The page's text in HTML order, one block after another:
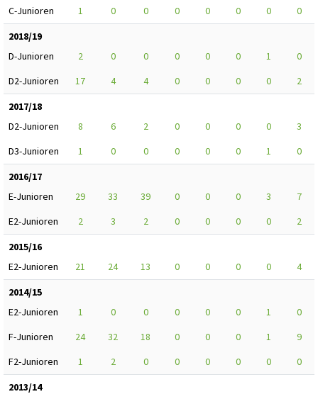
C-Junioren
1 0 0 0 0 0 0
0
2018/19
D-Junioren
2 0 0 0 0 0 1
0
D2-Junioren
17 4 4 0 0 0 0
2
2017/18
D2-Junioren
8 6 2 0 0 0 0
3
D3-Junioren
1 0 0 0 0 0 1
0
2016/17
E-Junioren
29 33 39 0 0 0 3
7
E2-Junioren
2 3 2 0 0 0 0
2
2015/16
E2-Junioren
21 24 13 0 0 0 0
4
2014/15
E2-Junioren
1 0 0 0 0 0 1
0
F-Junioren
24 32 18 0 0 0 1
9
F2-Junioren
1 2 0 0 0 0 0
0
2013/14